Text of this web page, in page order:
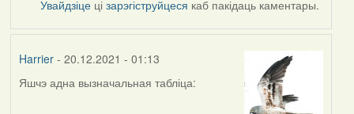
Увайдзіце цізарэгіструйцеся каб пакідаць каментары.
Harrier- 20.12.2021 - 01:13
Яшчэ адна вызначальная табліца: